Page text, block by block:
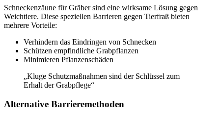
Schneckenzäune für Gräber sind eine wirksame Lösung gegen
Weichtiere. Diese speziellen Barrieren gegen Tierfraß bieten
mehrere Vorteile:
Verhindern das Eindringen von Schnecken
Schützen empfindliche Grabpflanzen
Minimieren Pflanzenschäden
„Kluge Schutzmaßnahmen sind der Schlüssel zum
Erhalt der Grabpflege“
Alternative Barrieremethoden